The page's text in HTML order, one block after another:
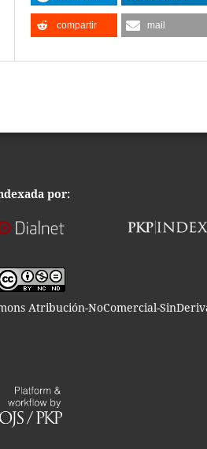
compartir mail
por:
Atribución-NoComercial-